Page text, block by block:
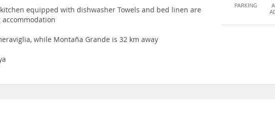
equipped with dishwasher Towels and bed linen are
while Montaña Grande is 32 km away
PARKING